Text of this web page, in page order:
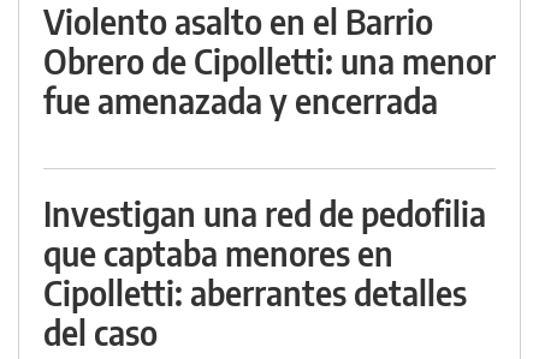
Violento asalto en el Barrio
Obrero de Cipolletti: una menor
fue amenazada y encerrada
Investigan una red de pedofilia
que captaba menores en
Cipolletti: aberrantes detalles
del caso